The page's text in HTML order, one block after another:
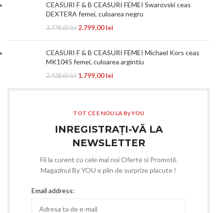
CEASURI F & B CEASURI FEMEI Swarovski ceas
DEXTERA femei, culoarea negru
3.778,65lei 2.799,00lei
CEASURI F & B CEASURI FEMEI Michael Kors ceas
MK1045 femei, culoarea argintiu
2.428,65lei 1.799,00lei
TOT CE E NOU LA By YOU
INREGISTRAȚI-VĂ LA
NEWSLETTER
Fii la curent cu cele mai noi Oferte si Promotii.
Magazinul By YOU e plin de surprize placute !
Email address: